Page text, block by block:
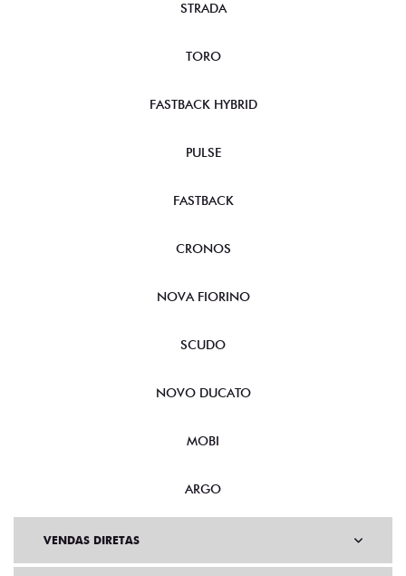
STRADA
TORO
FASTBACK HYBRID
PULSE
FASTBACK
CRONOS
NOVA FIORINO
SCUDO
NOVO DUCATO
MOBI
ARGO
VENDAS DIRETAS